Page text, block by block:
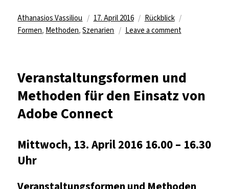
Author
Athanasios Vassiliou
Posted
on
17. April 2016 Categories
Rückblick
Formen, Methoden,Szenarien Leave a commenton
Methoden
für
den
Adobe
Veranstaltungsformen und
Methoden für den Einsatz von
Adobe Connect
Mittwoch, 13. April 2016 16.00 – 16.30
Uhr